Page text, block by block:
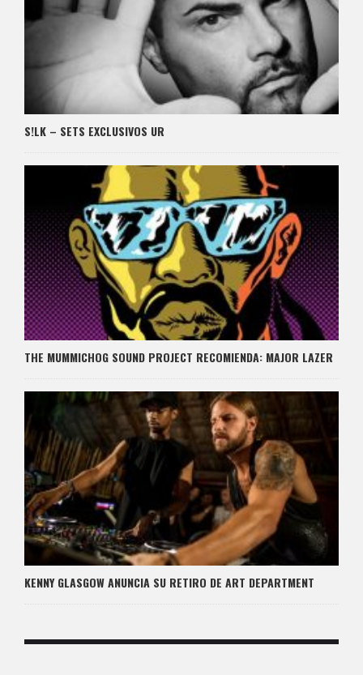
S!LK – SETS EXCLUSIVOS UR
THE MUMMICHOG SOUND PROJECT RECOMIENDA: MAJOR LAZER
KENNY GLASGOW ANUNCIA SU RETIRO DE ART DEPARTMENT